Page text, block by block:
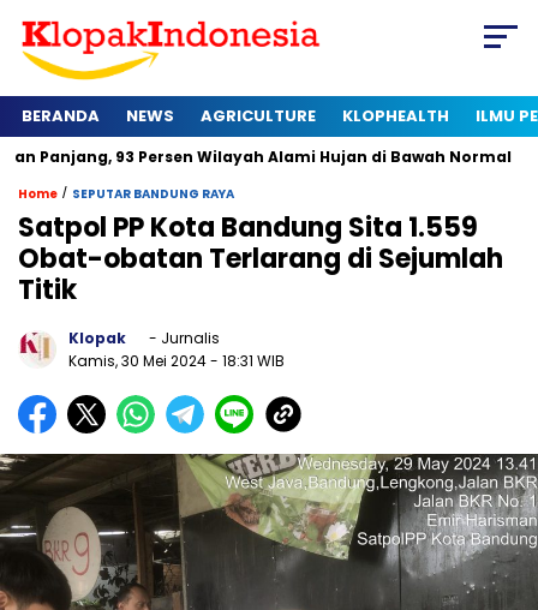
BERANDA NEWS AGRICULTURE KLOPHEALTH ILMU
93 Persen Wilayah Alami Hujan di Bawah Normal Kapan
Home / SEPUTAR BANDUNG RAYA
Satpol PP Kota Bandung Sita 1.559
Obat-obatan Terlarang di Sejumlah
Titik
Klopak
- Jurnalis
Kamis, 30 Mei 2024- 18:31 WIB